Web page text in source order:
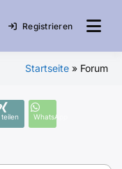
Registrieren
Startseite » Forum
teilen WhatsApp